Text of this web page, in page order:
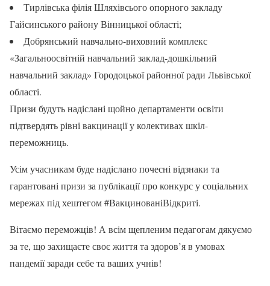
Тирлівська філія Шляхівсього опорного закладу
Гайсинського району Вінницької області;
Добрянський навчально-виховний комплекс
«Загальноосвітній навчальний заклад-дошкільний
навчальний заклад» Городоцької районної ради Львівської
області.
Призи будуть надіслані щойно департаменти освіти
підтвердять рівні вакцинації у колективах шкіл-
переможниць.
Усім учасникам буде надіслано почесні відзнаки та
гарантовані призи за публікації про конкурс у соціальних
мережах під хештегом #ВакцинованіВідкриті.
Вітаємо переможців! А всім щепленим педагогам дякуємо
за те, що захищаєте своє життя та здоров’я в умовах
пандемії заради себе та ваших учнів!